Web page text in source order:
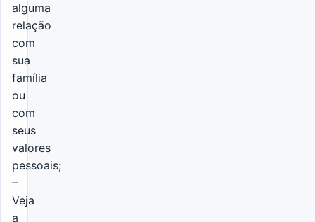
alguma
relação
com
sua
família
ou
com
seus
valores
pessoais;
–
Veja
a